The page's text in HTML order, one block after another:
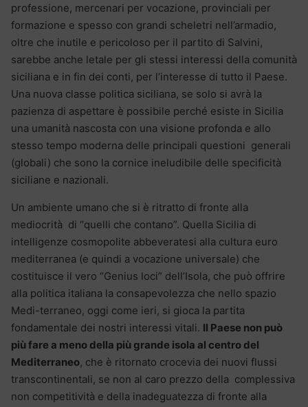
professione, mercenari per vocazione, provinciali per
formazione e spesso con grandi scheletri nell’armadio,
oltre che inutile e pericoloso per il partito di Salvini,
sarebbe anche letale per gli stessi interessi della comunità
siciliana e in fin dei conti, per l’interesse di tutto il Paese.
Una nuova classe politica siciliana, se solo si avrà la
pazienza di aspettare è possibile perché esiste in Sicilia
una umanità nascosta con una visione profonda e allo
stesso tempo moderna delle principali questioni generali
(globali) che sono la cornice ineludibile delle specificità
siciliane e nazionali.
Un ambiente umano che si è ritratto di fronte alla
mediocrità di “quelli che contano”. Quella Sicilia di
intelligenze cosmopolite abbeveratesi alla cultura euro
mediterranea (e quindi a vocazione universale) che
costituisce il vero “Genius loci” dell’Isola, che può offrire
alla politica italiana la consapevolezza che nello spazio
Medi-terraneo, oggi come ieri, si gioca la partita
fondamentale dei nostri interessi vitali. Il Paese non può
più fare a meno della più grande isola al centro del
Mediterraneo, che è ritornato crocevia dei nuovi flussi
transcontinentali, se non al caro prezzo della complessiva
non competitività e della inadeguatezza di fronte alla